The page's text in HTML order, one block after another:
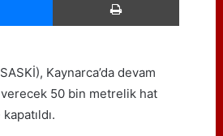
Kaynarca’da devam
50 bin metrelik hat